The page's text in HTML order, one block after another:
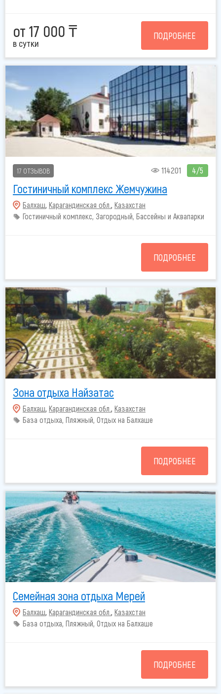
от 17 000 ₸
в сутки
ПОДРОБНЕЕ
17 ОТЗЫВОВ 114201 4/5
Гостиничный комплекс Жемчужина
Балхаш Карагандинская обл. Казахстан
Гостиничный комплекс, Загородный, Бассейны и Аквапарки
ПОДРОБНЕЕ
Зона отдыха Найзатас
Балхаш Карагандинская обл. Казахстан
База отдыха, Пляжный, Отдых на Балхаше
ПОДРОБНЕЕ
Семейная зона отдыха Мерей
Балхаш Карагандинская обл. Казахстан
База отдыха, Пляжный, Отдых на Балхаше
ПОДРОБНЕЕ